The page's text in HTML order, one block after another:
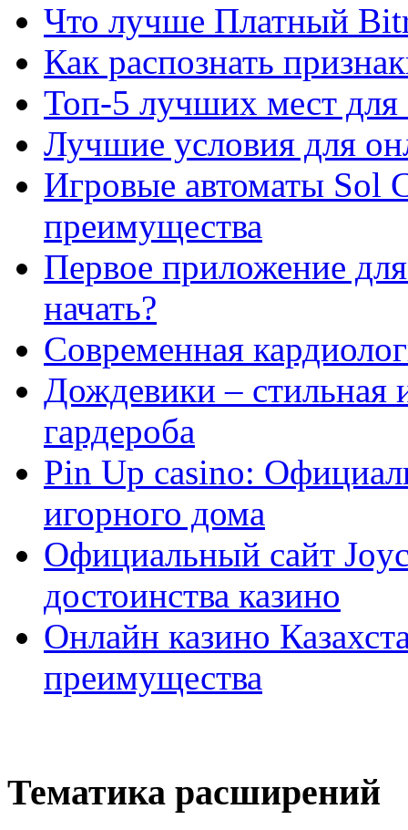
Что лучше Платный
Как распознать
Топ-5 лучших мест для
Лучшие условия для
Игровые автоматы Sol
преимущества
Первое приложение
начать?
Современная
Дождевики – стильная
гардероба
Pin Up casino:
игорного дома
Официальный сайт
достоинства казино
Онлайн казино
преимущества
Тематика расширений